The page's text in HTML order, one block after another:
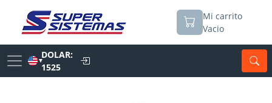
Mi carrito
Vacio
▼
DOLAR:
1525